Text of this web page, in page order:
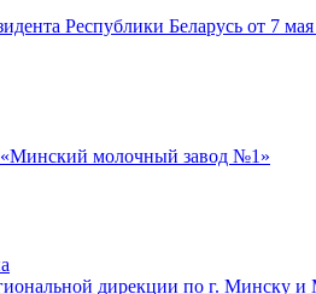
Республики Беларусь от 7
молочный завод №1»
дирекции по г. Минску